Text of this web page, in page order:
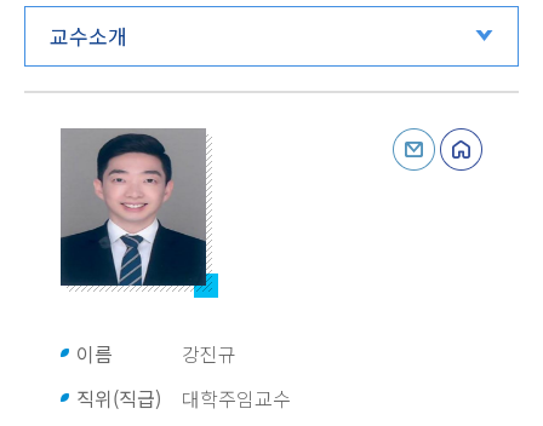
교수소개
이름
강진규
직위(직급)
대학주임교수